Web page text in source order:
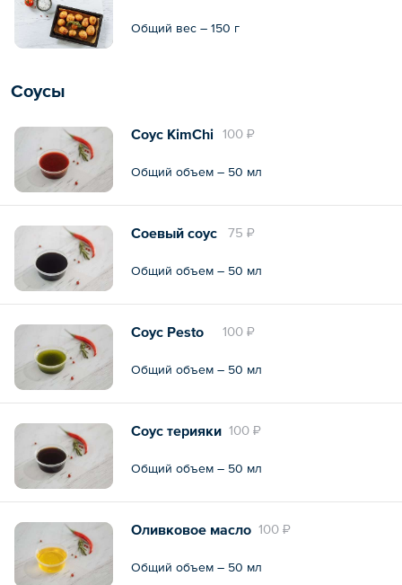
Общий вес – 150 г
Соусы
100 ₽
Соус KimChi
Общий объем – 50 мл
75 ₽
Соевый соус
Общий объем – 50 мл
100 ₽
Соус Pesto
Общий объем – 50 мл
100 ₽
Соус терияки
Общий объем – 50 мл
100 ₽
Оливковое масло
Общий объем – 50 мл